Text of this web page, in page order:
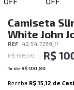
Camiseta
White John
REF: 42.54.7269_11
R$ 168,00 R$
1x de R$100 80
Receba R$ 15,12 de